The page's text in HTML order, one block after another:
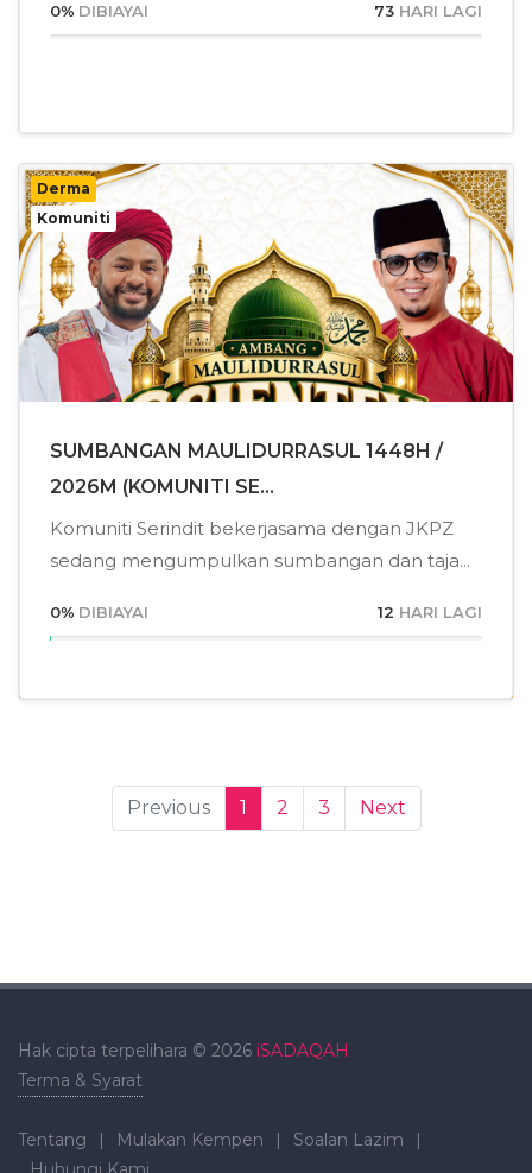
0% DIBIAYAI 73 HARI LAGI
Derma
Komuniti
SUMBANGAN MAULIDURRASUL 1448H /
2026M (KOMUNITI SE...
Komuniti Serindit bekerjasama dengan JKPZ
sedang mengumpulkan sumbangan dan taja...
0% DIBIAYAI 12 HARI LAGI
Previous 1 2 3 Next
Hak cipta terpelihara © 2026 iSADAQAH
Terma & Syarat
Tentang | Mulakan Kempen | Soalan Lazim
|